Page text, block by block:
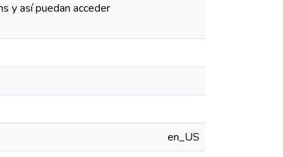
y así puedan acceder
en_US